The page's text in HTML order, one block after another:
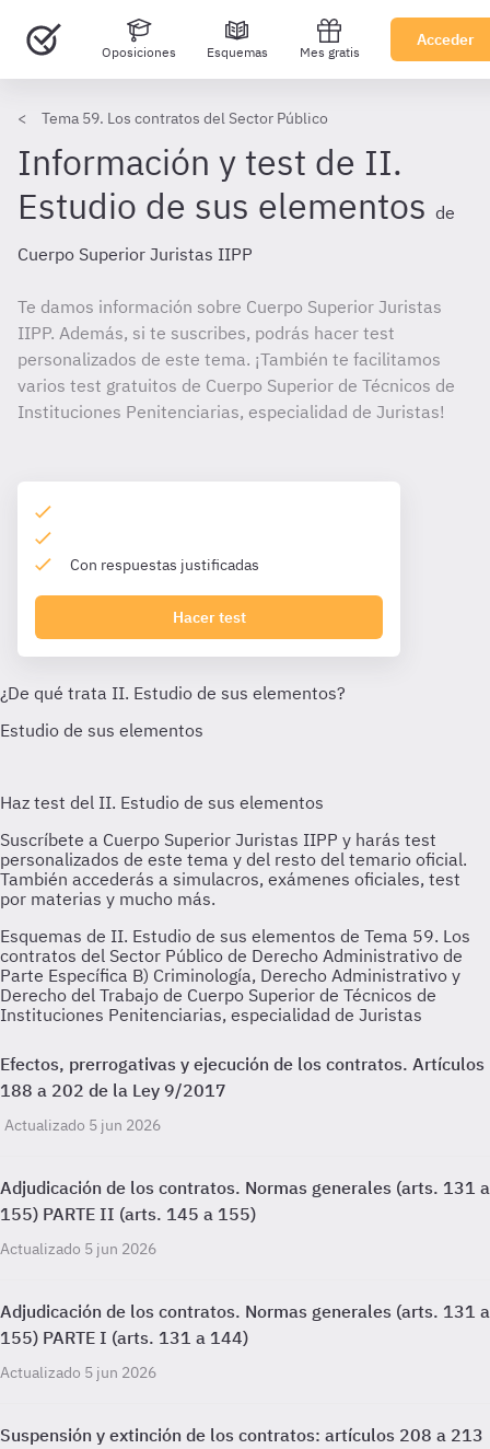
Oposiciones Esquemas Mes gratis
Acceder
Tema 59. Los contratos del Sector Público
Información y test de II.
Estudio de sus elementos de
Cuerpo Superior Juristas IIPP
Te damos información sobre Cuerpo Superior Juristas
IIPP. Además, si te suscribes, podrás hacer test
personalizados de este tema. ¡También te facilitamos
varios test gratuitos de Cuerpo Superior de Técnicos de
Instituciones Penitenciarias, especialidad de Juristas!
Con respuestas justificadas
Hacer test
Esquemas de II. Estudio de sus elementos de Tema 59. Los
contratos del Sector Público de Derecho Administrativo de
Parte Específica B) Criminología, Derecho Administrativo y
Derecho del Trabajo de Cuerpo Superior de Técnicos de
Instituciones Penitenciarias, especialidad de Juristas
Efectos, prerrogativas y ejecución de los contratos. Artículos
188 a 202 de la Ley 9/2017
Actualizado 5 jun 2026
Adjudicación de los contratos. Normas generales (arts. 131 a
155) PARTE II (arts. 145 a 155)
Actualizado 5 jun 2026
Adjudicación de los contratos. Normas generales (arts. 131 a
155) PARTE I (arts. 131 a 144)
Actualizado 5 jun 2026
Suspensión y extinción de los contratos: artículos 208 a 213